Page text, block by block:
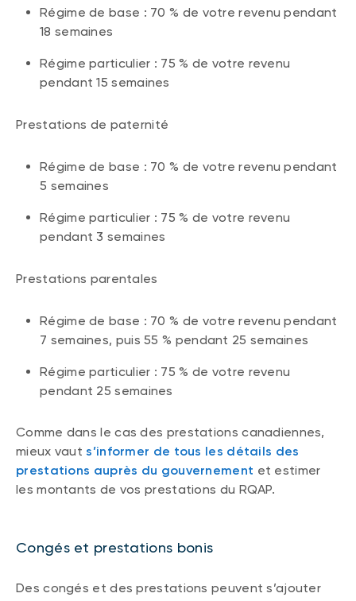
Régime de base : 70 % de votre revenu pendant
18 semaines
Régime particulier : 75 % de votre revenu
pendant 15 semaines
Prestations de paternité
Régime de base : 70 % de votre revenu pendant
5 semaines
Régime particulier : 75 % de votre revenu
pendant 3 semaines
Prestations parentales
Régime de base : 70 % de votre revenu pendant
7 semaines, puis 55 % pendant 25 semaines
Régime particulier : 75 % de votre revenu
pendant 25 semaines
Comme dans le cas des prestations canadiennes,
mieux vaut s’informer de tous les détails des
prestations auprès du gouvernement et estimer
les montants de vos prestations du RQAP.
Congés et prestations bonis
Des congés et des prestations peuvent s’ajouter